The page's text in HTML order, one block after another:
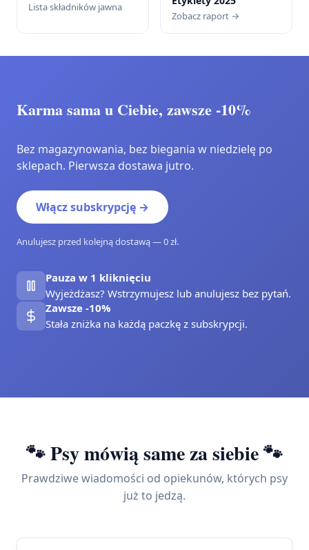
Lista składników jawna
Zobacz raport →
Karma sama u Ciebie, zawsze -10%
Bez magazynowania, bez biegania w niedzielę po
sklepach. Pierwsza dostawa jutro.
Włącz subskrypcję →
Anulujesz przed kolejną dostawą — 0 zł.
Pauza w 1 kliknięciu
Wyjeżdżasz? Wstrzymujesz lub anulujesz bez pytań.
Zawsze -10%
Stała zniżka na każdą paczkę z subskrypcji.
🐾 Psy mówią same za siebie 🐾
Prawdziwe wiadomości od opiekunów, których psy
już to jedzą.